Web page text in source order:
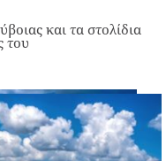
και τα στολίδια
του